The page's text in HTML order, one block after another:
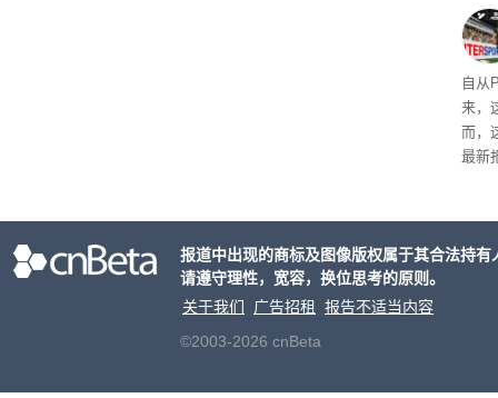
约
特尔
14A
自从
来，
而，
最新
楚。
报道中出现的商标及图像版权属于其合法持
请遵守理性，宽容，换位思考的原则。
关于我们
广告招租
报告不适当内容
©2003-2026 cnBeta